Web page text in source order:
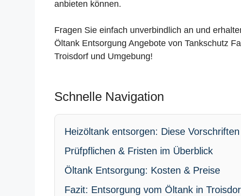
anbieten können.
Fragen Sie einfach unverbindlich an und
Öltank Entsorgung Angebote von Tankschutz
Troisdorf und Umgebung!
Schnelle Navigation
Heizöltank entsorgen: Diese
Prüfpflichen & Fristen im Überblick
Öltank Entsorgung: Kosten & Preise
Fazit: Entsorgung vom Öltank in